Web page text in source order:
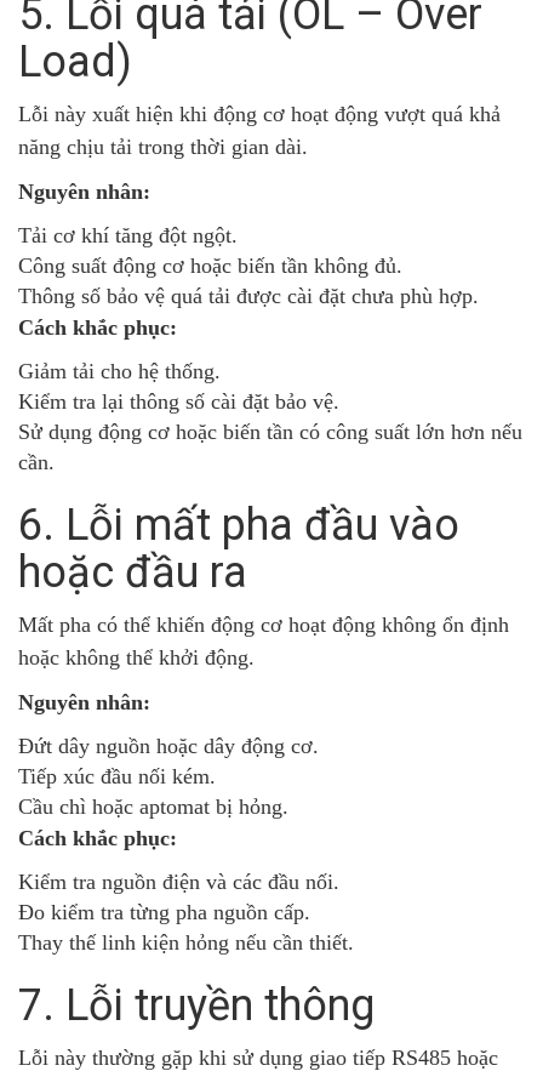
5. Lỗi quá tải (OL – Over
Load)
Lỗi này xuất hiện khi động cơ hoạt động vượt quá khả
năng chịu tải trong thời gian dài.
Nguyên nhân:
Tải cơ khí tăng đột ngột.
Công suất động cơ hoặc biến tần không đủ.
Thông số bảo vệ quá tải được cài đặt chưa phù hợp.
Cách khắc phục:
Giảm tải cho hệ thống.
Kiểm tra lại thông số cài đặt bảo vệ.
Sử dụng động cơ hoặc biến tần có công suất lớn hơn nếu
cần.
6. Lỗi mất pha đầu vào
hoặc đầu ra
Mất pha có thể khiến động cơ hoạt động không ổn định
hoặc không thể khởi động.
Nguyên nhân:
Đứt dây nguồn hoặc dây động cơ.
Tiếp xúc đầu nối kém.
Cầu chì hoặc aptomat bị hỏng.
Cách khắc phục:
Kiểm tra nguồn điện và các đầu nối.
Đo kiểm tra từng pha nguồn cấp.
Thay thế linh kiện hỏng nếu cần thiết.
7. Lỗi truyền thông
Lỗi này thường gặp khi sử dụng giao tiếp RS485 hoặc